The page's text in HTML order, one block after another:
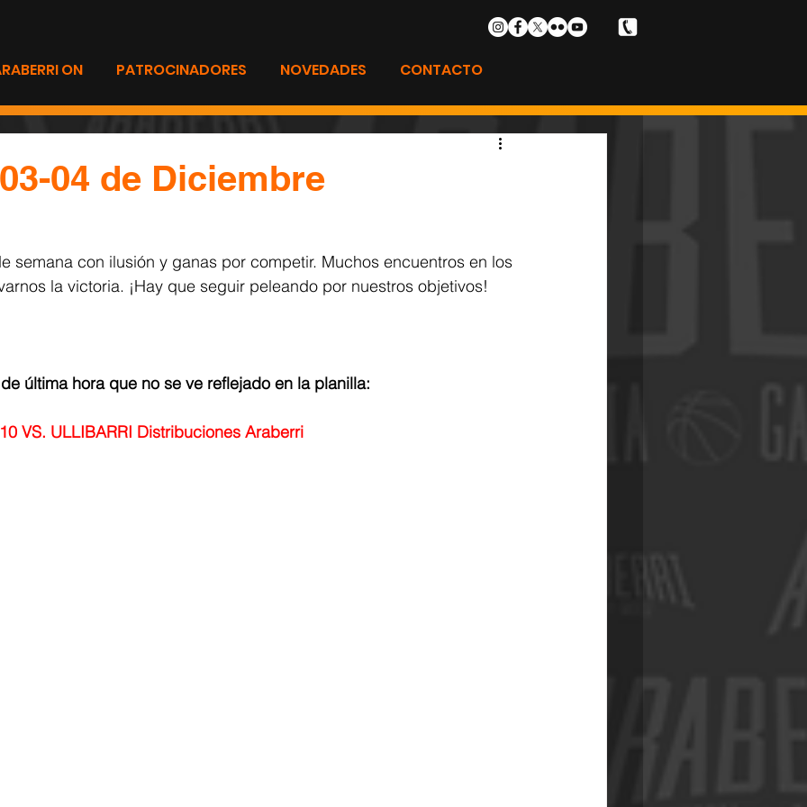
ON PATROCINADORES NOVEDADES CONTACTO
04 de Diciembre
semana con ilusión y ganas por competir. Muchos encuentros en los
la victoria. ¡Hay que seguir peleando por nuestros objetivos!
última hora que no se ve reflejado en la planilla:
VS. ULLIBARRI Distribuciones Araberri